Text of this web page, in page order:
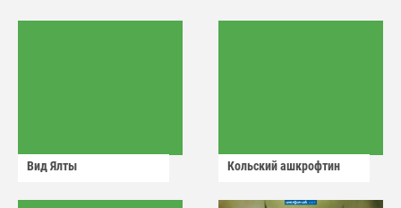
Вид Ялты Кольский ашкрофтин